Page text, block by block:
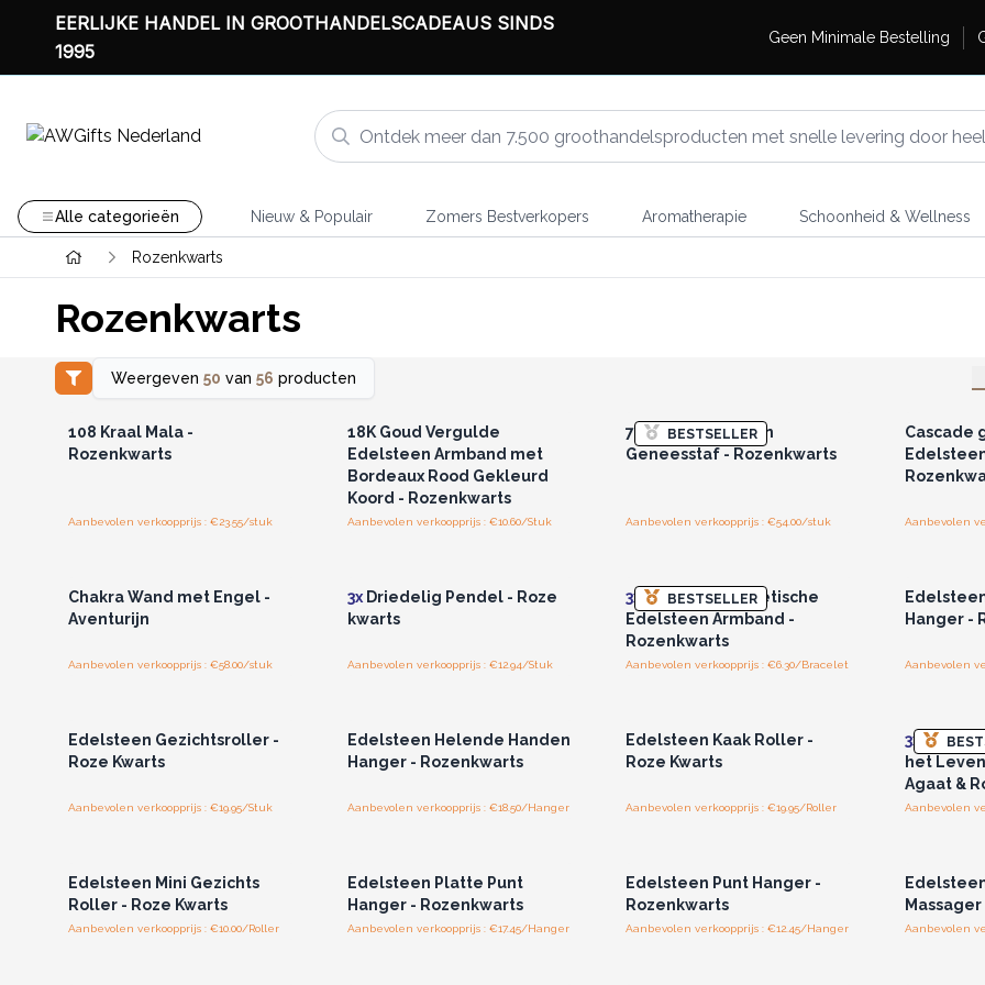
EERLIJKE HANDEL IN GROOTHANDELSCADEAUS SINDS
1995
Geen Minimale Bestelling
Alle categorieën Nieuw & Populair Zomers Bestverkopers Aromatherapie Schoonheid & Wellness
Rozenkwarts
Rozenkwarts
Weergeven 50 van 56 producten
Log in of registreer u voor
groothandelsprijzen.
108 Kraal Mala -
Rozenkwarts
Aanbevolen verkoopprijs : €23.55/stuk
18K Goud Vergulde
Edelsteen Armband met
Bordeaux Rood Gekleurd
Koord - Rozenkwarts
Aanbevolen verkoopprijs : €10.60/Stuk
BESTSELLER
7 Chakra Kristallen
Geneesstaf - Rozenkwarts
Aanbevolen verkoopprijs : €54.00/stuk
Log
Cascade
Aanbevolen
Chakra Wand met Engel -
Aventurijn
Aanbevolen verkoopprijs : €58.00/stuk
3xDriedelig Pendel - Roze
kwarts
Aanbevolen verkoopprijs : €12.94/Stuk
BESTSELLER
3x Dubbele Magnetische
Edelsteen Armband -
Rozenkwarts
Aanbevolen verkoopprijs : €6.30/Bracelet
Hanger -
Aanbevolen
Edelsteen Gezichtsroller -
Roze Kwarts
Aanbevolen verkoopprijs : €19.95/Stuk
Edelsteen Helende Handen
Hanger - Rozenkwarts
Aanbevolen verkoopprijs : €18.50/Hanger
Edelsteen Kaak Roller -
Roze Kwarts
Aanbevolen verkoopprijs : €19.95/Roller
3x
het
Agaat &
Edelsteen Mini Gezichts
Roller - Roze Kwarts
Aanbevolen verkoopprijs : €10.00/Roller
Edelsteen Platte Punt
Hanger - Rozenkwarts
Aanbevolen verkoopprijs : €17.45/Hanger
Edelsteen Punt Hanger -
Rozenkwarts
Aanbevolen verkoopprijs : €12.45/Hanger Aanbevolen